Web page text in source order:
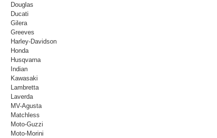
Douglas
Ducati
Gilera
Greeves
Harley-Davidson
Honda
Husqvarna
Indian
Kawasaki
Lambretta
Laverda
MV-Agusta
Matchless
Moto-Guzzi
Moto-Morini